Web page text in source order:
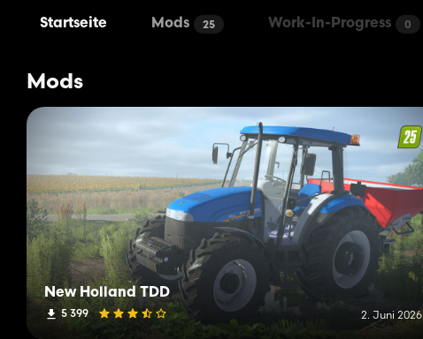
Startseite Mods 25 Work-In-Progress 0
Mods
New Holland TDD
5 399 2. Juni 2026